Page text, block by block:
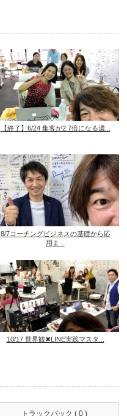
【終了】6/24 集客が2.7倍になる濃...
8/7コーチングビジネスの基礎から応
用ま...
10/17 世界観✖︎LINE実践マスタ...
トラックバック ( 0 )